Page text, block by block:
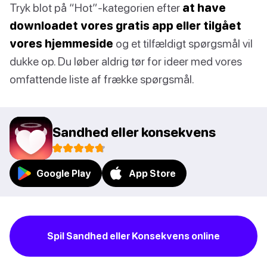
Tryk blot på “Hot”-kategorien efter at have
downloadet vores gratis app eller tilgået
vores hjemmeside og et tilfældigt spørgsmål vil
dukke op. Du løber aldrig tør for ideer med vores
omfattende liste af frække spørgsmål.
Sandhed eller konsekvens
Google Play App Store
Spil Sandhed eller Konsekvens online